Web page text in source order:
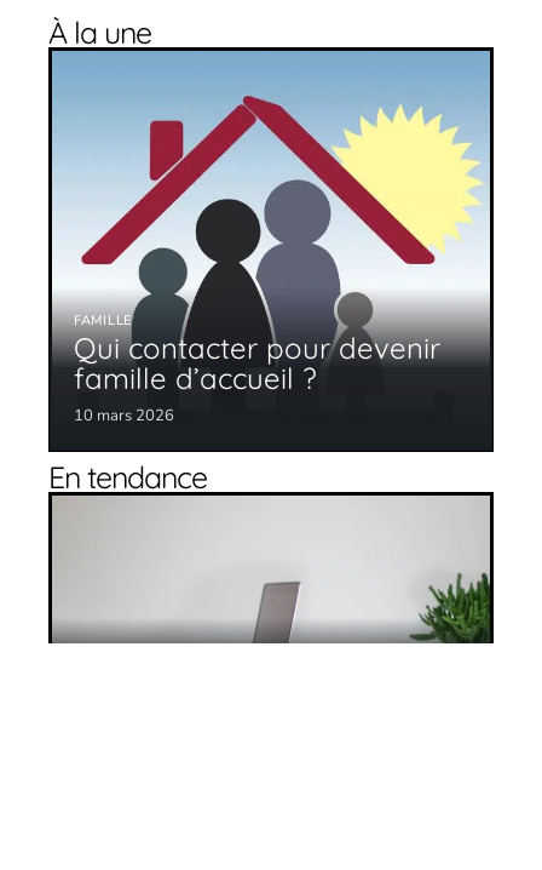
À la une
FAMILLE
Qui contacter pour devenir
famille d’accueil ?
10 mars 2026
En tendance
Les défis de la gestion des EHPAD